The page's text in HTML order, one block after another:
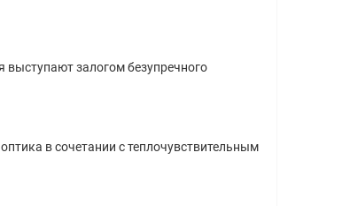
выступают залогом безупречного
в сочетании с теплочувствительным